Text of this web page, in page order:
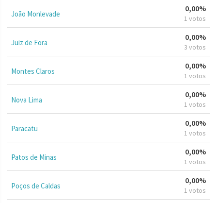
João Monlevade
0,00%
1 votos
Juiz de Fora
0,00%
3 votos
Montes Claros
0,00%
1 votos
Nova Lima
0,00%
1 votos
Paracatu
0,00%
1 votos
Patos de Minas
0,00%
1 votos
Poços de Caldas
0,00%
1 votos